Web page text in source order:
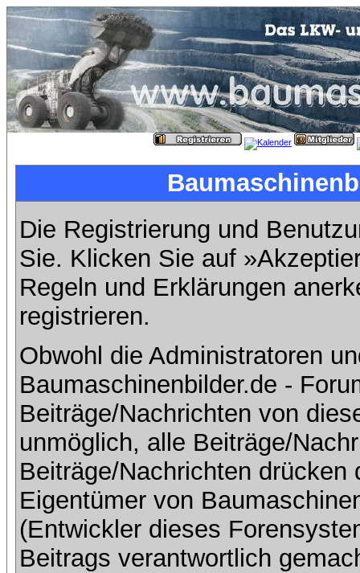
Die Registrierung und
Sie. Klicken Sie auf
Regeln und Erklärungen
registrieren.
Obwohl die Administratoren
Baumaschinenbilder.de -
Beiträge/Nachrichten von
unmöglich, alle Beiträge/
Beiträge/Nachrichten
Eigentümer von
(Entwickler dieses
Beitrags verantwortlich